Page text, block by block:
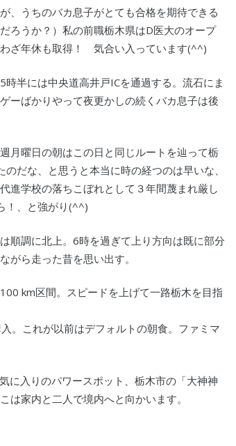
、うちのバカ息子がとても合格を期待できる
ろうか？）私の前職栃木県はD医大のオープ
ざ年休も取得！ 気合い入っています(^^)
半には中央道高井戸ICを通過する。流石にま
ーばかりやって夜更かしの続くバカ息子は後
月曜日の朝はこの日と同じルートを辿って栃
だな、と思うと本当に時の経つのは早いな、
進学校の落ちこぼれとして３年間蔑まれ厳し
！、と強がり(^^)
順調に北上。6時を過ぎて上り方向は既に部分
がら走った昔を思い出す。
km区間。スピードを上げて一路栃木を目指
。これが以前はデフォルトの朝食。ファミマ
に入りのパワースポット、栃木市の「大神神
家内と二人で境内へと向かいます。